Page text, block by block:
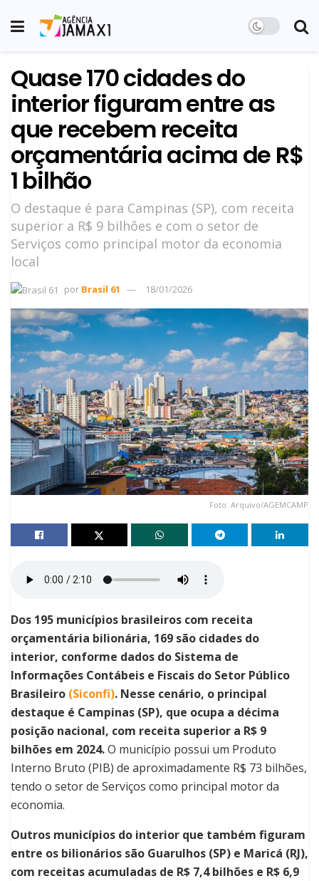
Quase 170 cidades do
interior figuram entre as
que recebem receita
orçamentária acima de R$
1 bilhão
O destaque é para Campinas (SP), com receita
superior a R$ 9 bilhões e com o setor de
Serviços como principal motor da economia
local
por Brasil 61 18/01/2026
Foto: Arquivo/AGEMCAMP
Dos 195 municípios brasileiros com receita
orçamentária bilionária, 169 são cidades do
interior, conforme dados do Sistema de
Informações Contábeis e Fiscais do Setor Público
Brasileiro (Siconfi). Nesse cenário, o principal
destaque é Campinas (SP), que ocupa a décima
posição nacional, com receita superior a R$ 9
bilhões em 2024.O município possui um Produto
Interno Bruto (PIB) de aproximadamente R$ 73 bilhões,
tendo o setor de Serviços como principal motor da
economia.
Outros municípios do interior que também figuram
entre os bilionários são Guarulhos (SP) e Maricá (RJ),
com receitas acumuladas de R$ 7,4 bilhões e R$ 6,9